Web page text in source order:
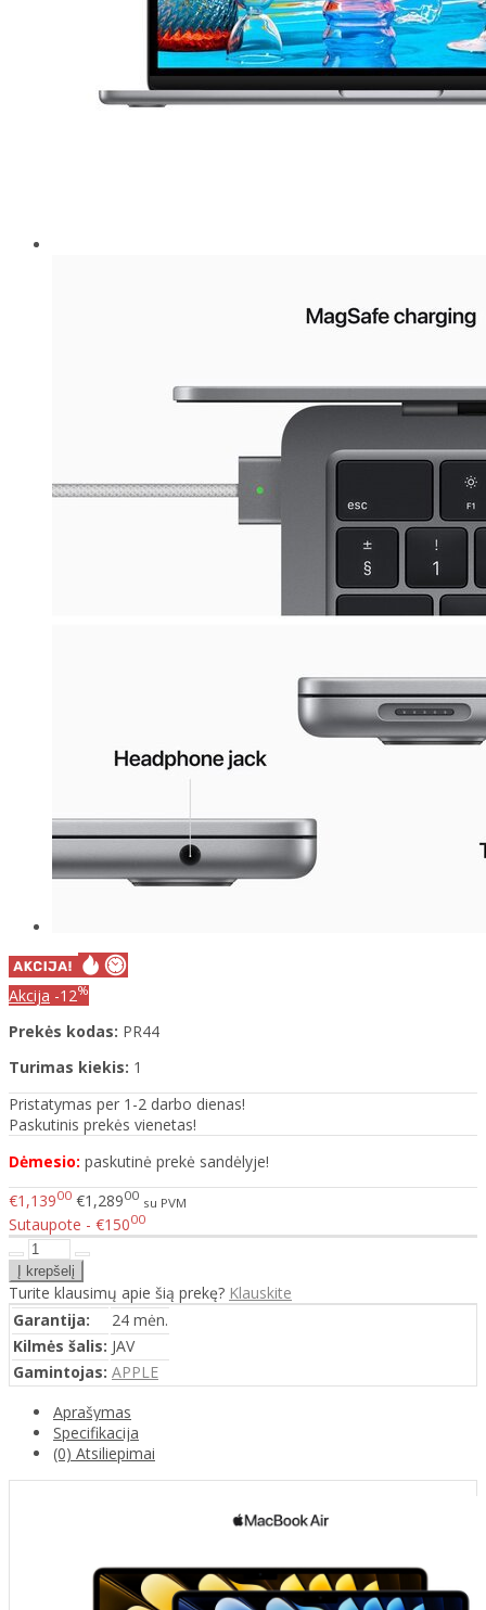
Akcija -12%
Prekės kodas: PR44
Turimas kiekis: 1
Pristatymas per 1-2 darbo dienas!
Paskutinis prekės vienetas!
Dėmesio: paskutinė prekė sandėlyje!
€1,13900 €1,28900 su PVM
Sutaupote - €15000
Turite klausimų apie šią prekę? Klauskite
Garantija:
24 mėn.
Kilmės šalis: JAV
Gamintojas: APPLE
Aprašymas
Specifikacija
(0) Atsiliepimai